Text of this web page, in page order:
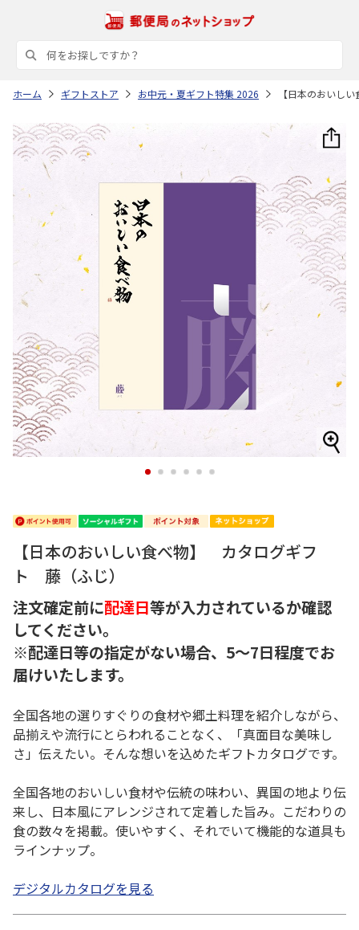
ホーム ギフトストア お中元・夏ギフト特集 2026 【日本のおいし
1 2 3 4 5 6
【日本のおいしい食べ物】 カタログギフ
ト 藤（ふじ）
注文確定前に配達日等が入力されているか確認
してください。
※配達日等の指定がない場合、5～7日程度でお
届けいたします。
全国各地の選りすぐりの食材や郷土料理を紹介しながら、
品揃えや流行にとらわれることなく、「真面目な美味し
さ」伝えたい。そんな想いを込めたギフトカタログです。
全国各地のおいしい食材や伝統の味わい、異国の地より伝
来し、日本風にアレンジされて定着した旨み。こだわりの
食の数々を掲載。使いやすく、それでいて機能的な道具も
ラインナップ。
デジタルカタログを見る